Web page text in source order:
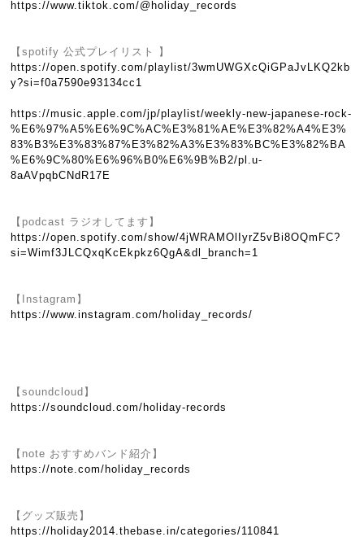
https://www.tiktok.com/@holiday_records
【spotify 公式プレイリスト 】
https://open.spotify.com/playlist/3wmUWGXcQiGPaJvLKQ2kb
y?si=f0a7590e93134cc1
https://music.apple.com/jp/playlist/weekly-new-japanese-rock-
%E6%97%A5%E6%9C%AC%E3%81%AE%E3%82%A4%E3%
83%B3%E3%83%87%E3%82%A3%E3%83%BC%E3%82%BA
%E6%9C%80%E6%96%B0%E6%9B%B2/pl.u-
8aAVpqbCNdR17E
【podcast ラジオしてます】
https://open.spotify.com/show/4jWRAMOlIyrZ5vBi8OQmFC?
si=Wimf3JLCQxqKcEkpkz6QgA&dl_branch=1
【Instagram】
https://www.instagram.com/holiday_records/
【soundcloud】
https://soundcloud.com/holiday-records
【note おすすめバンド紹介】
https://note.com/holiday_records
【グッズ販売】
https://holiday2014.thebase.in/categories/110841